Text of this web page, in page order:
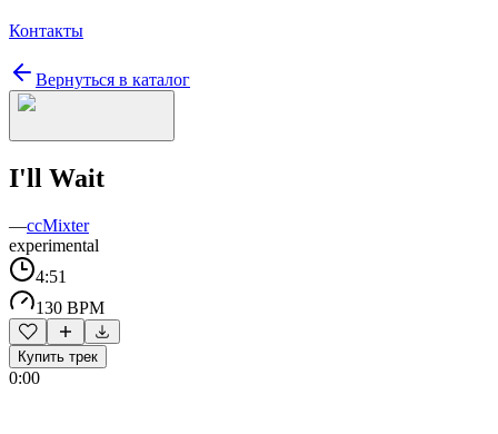
Контакты
Вернуться в каталог
I'll Wait
—ccMixter
experimental
4:51
130 BPM
Купить трек
0:00